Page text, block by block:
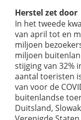
Herstel zet door
In het tweede
van april tot en
miljoen
miljoen
stijging van 32%
aantal toeristen
van voor de
buitenlandse
Duitsland,